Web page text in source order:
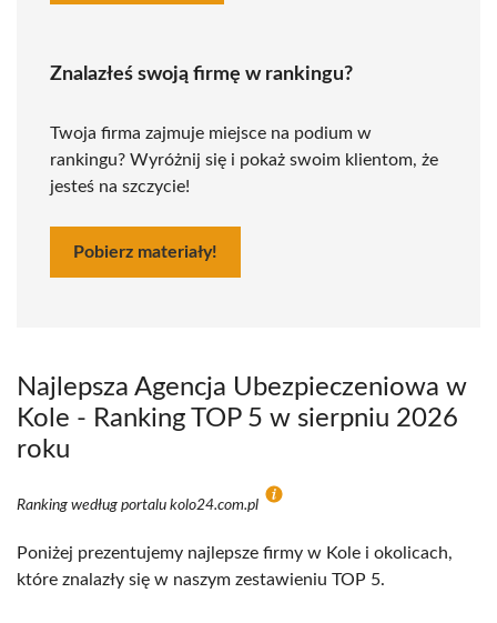
Znalazłeś swoją firmę w rankingu?
Twoja firma zajmuje miejsce na podium w
rankingu? Wyróżnij się i pokaż swoim klientom, że
jesteś na szczycie!
Pobierz materiały!
Najlepsza Agencja Ubezpieczeniowa w
Kole - Ranking TOP 5 w sierpniu 2026
roku
Ranking według portalu kolo24.com.pl
Poniżej prezentujemy najlepsze firmy w Kole i okolicach,
które znalazły się w naszym zestawieniu TOP 5.